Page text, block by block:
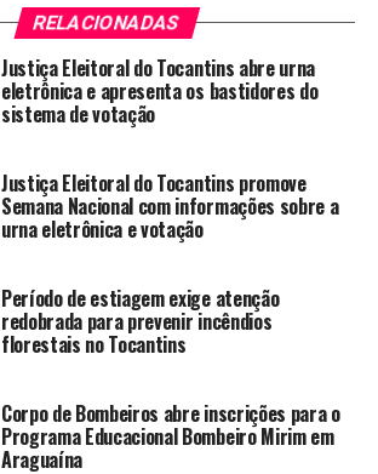
RELACIONADAS
Justiça Eleitoral do Tocantins abre urna
eletrônica e apresenta os bastidores do
sistema de votação
Justiça Eleitoral do Tocantins promove
Semana Nacional com informações sobre a
urna eletrônica e votação
Período de estiagem exige atenção
redobrada para prevenir incêndios
florestais no Tocantins
Corpo de Bombeiros abre inscrições para o
Programa Educacional Bombeiro Mirim em
Araguaína